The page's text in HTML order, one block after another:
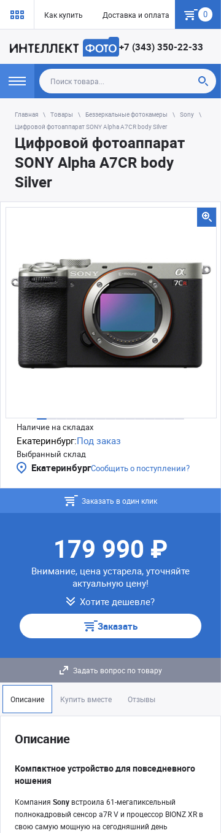
Как купить Доставка и оплата Гарантия
0
+7 (343) 350-22-33
Главная Товары Беззеркальные фотокамеры
Sony
Цифровой фотоаппарат SONY Alpha A7CR body Silver
Цифровой фотоаппарат
SONY Alpha A7CR body
Silver
Наличие на складах
Екатеринбург:Под заказ
Выбранный склад
ЕкатеринбургСообщить о поступлении?
Заказать в один клик
179 990 ₽
Внимание, цена устарела, уточняйте
актуальную цену!
Хотите дешевле?
Заказать
Задать вопрос по товару
Описание Купить вместе Отзывы
Описание
Компактное устройство для повседневного
ношения
Компания Sony встроила 61-мегапиксельный
полнокадровый сенсор a7R V и процессор BIONZ XR в
свою самую мощную на сегодняшний день